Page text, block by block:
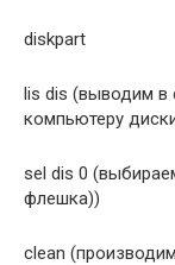
diskpart
lis dis (выводим в
компьютеру
sel dis 0
флешка))
clean